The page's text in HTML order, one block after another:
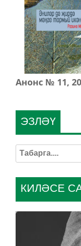
Анонс № 11,
КИЛӘСЕ
ЭЗЛӘҮ